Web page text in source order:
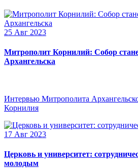
25 Авг 2023
Митрополит Корнилий: Собор
Архангельска
Интервью Митрополита
Корнилия
17 Авг 2023
Церковь и университет:
молодым